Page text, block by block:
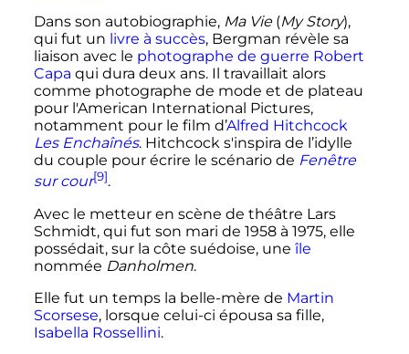
Dans son autobiographie, Ma Vie(My Story),
qui fut un livre à succès, Bergman révèle sa
liaison avec le photographe de guerre Robert
Capa qui dura deux ans. Il travaillait alors
comme photographe de mode et de plateau
pour l'American International Pictures,
notamment pour le film d’Alfred Hitchcock
Les Enchaînés. Hitchcock s'inspira de l’idylle
du couple pour écrire le scénario de Fenêtre
sur cour[9].
Avec le metteur en scène de théâtre Lars
Schmidt, qui fut son mari de 1958 à 1975, elle
possédait, sur la côte suédoise, une île
nommée Danholmen.
Elle fut un temps la belle-mère de Martin
Scorsese, lorsque celui-ci épousa sa fille,
Isabella Rossellini.